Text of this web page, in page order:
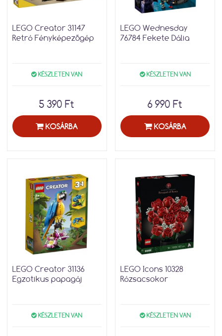
LEGO Creator 31147
Retró Fényképezőgép
KÉSZLETEN VAN
5 390 Ft
KOSÁRBA
LEGO Wednesday
76784 Fekete Dália
KÉSZLETEN VAN
6 990 Ft
KOSÁRBA
LEGO Creator 31136
Egzotikus papagáj
KÉSZLETEN VAN
LEGO Icons 10328
Rózsacsokor
KÉSZLETEN VAN